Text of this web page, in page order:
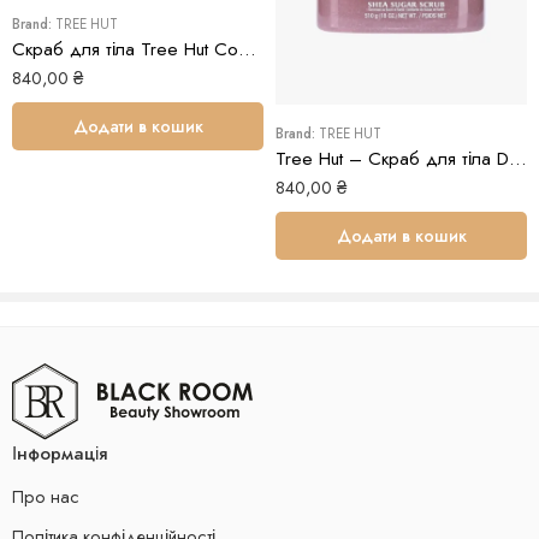
Brand: TREE HUT
Скраб для тіла Tree Hut Coconut Lime Sugar Scrub
840,00 ₴
Додати в кошик Brand: TREE HUT
Tree Hut – Скраб для тіла Desert Haze Sugar Scrub
840,00 ₴
Додати в кошик
Інформація
Про нас